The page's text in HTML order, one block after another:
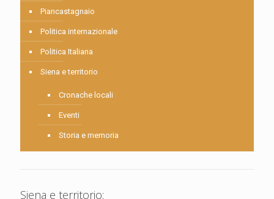
Piancastagnaio
Politica internazionale
Politica Italiana
Siena e territorio
Cronache locali
Eventi
Storia e memoria
Siena e territorio: